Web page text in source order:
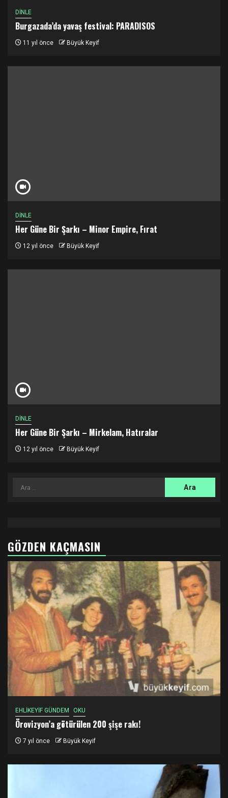
DİNLE
Burgazada’da yavaş festival: PARADISOS
11 yıl önce Büyük Keyif
DİNLE
Her Güne Bir Şarkı – Minor Empire, Fırat
12 yıl önce Büyük Keyif
DİNLE
Her Güne Bir Şarkı – Mirkelam, Hatıralar
12 yıl önce Büyük Keyif
Arama:
GÖZDEN KAÇMASIN
EHLİKEYİF GÜNDEM OKU
Örovizyon’a götürülen 200 şişe rakı!
7 yıl önce Büyük Keyif